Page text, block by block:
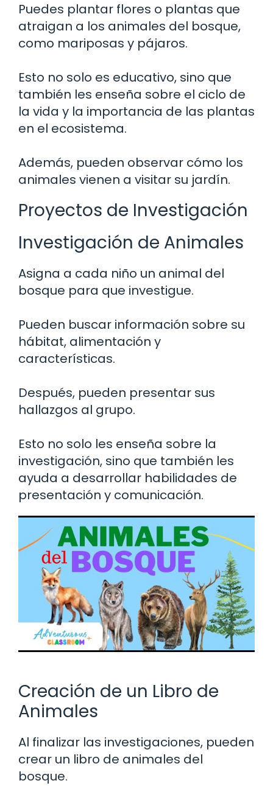
Puedes plantar flores o plantas que
atraigan a los animales del bosque,
como mariposas y pájaros.
Esto no solo es educativo, sino que
también les enseña sobre el ciclo de
la vida y la importancia de las plantas
en el ecosistema.
Además, pueden observar cómo los
animales vienen a visitar su jardín.
Proyectos de Investigación
Investigación de Animales
Asigna a cada niño un animal del
bosque para que investigue.
Pueden buscar información sobre su
hábitat, alimentación y
características.
Después, pueden presentar sus
hallazgos al grupo.
Esto no solo les enseña sobre la
investigación, sino que también les
ayuda a desarrollar habilidades de
presentación y comunicación.
Creación de un Libro de
Animales
Al finalizar las investigaciones, pueden
crear un libro de animales del
bosque.